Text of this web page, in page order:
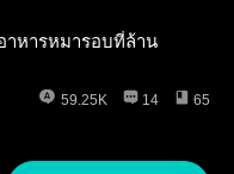
าหารหมารอบที่ล้าน
59.25K 14 65